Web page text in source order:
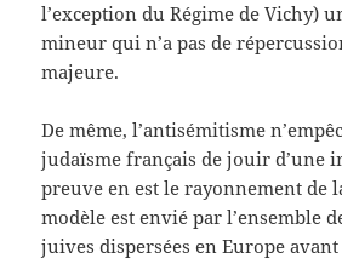
l’exception du Régime de Vichy)
mineur qui n’a pas de
majeure.
De même, l’antisémitisme
judaïsme français de jouir d’une
preuve en est le rayonnement de
modèle est envié par l’ensemble
juives dispersées en Europe avant